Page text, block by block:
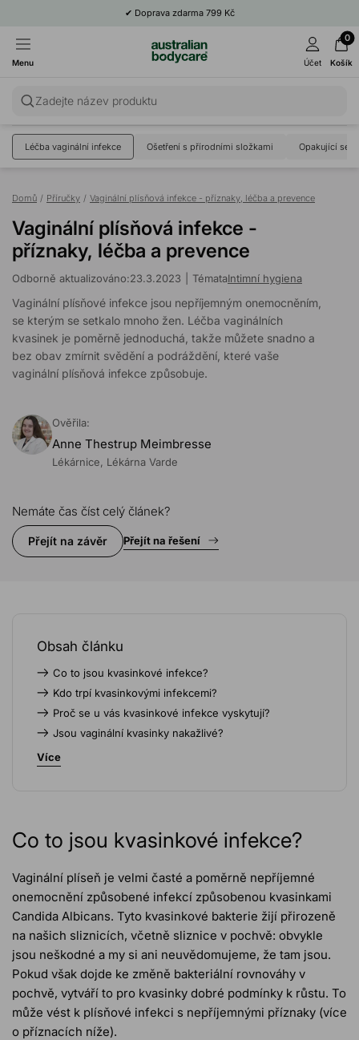
✔ Doprava zdarma 799 Kč
Menu Účet
0
Košík
Zadejte název produktu
Léčba vaginální infekce Ošetření s přírodními složkami Opakující se
Domů / Příručky / Vaginální plísňová infekce - příznaky, léčba a prevence
Vaginální plísňová infekce -
příznaky, léčba a prevence
Odborně aktualizováno:23.3.2023 TémataIntimní hygiena
Vaginální plísňové infekce jsou nepříjemným onemocněním,
se kterým se setkalo mnoho žen. Léčba vaginálních
kvasinek je poměrně jednoduchá, takže můžete snadno a
bez obav zmírnit svědění a podráždění, které vaše
vaginální plísňová infekce způsobuje.
Ověřila:
Anne Thestrup Meimbresse
Lékárnice, Lékárna Varde
Nemáte čas číst celý článek?
Přejít na závěr Přejít na řešení
Obsah článku
Co to jsou kvasinkové infekce?
Kdo trpí kvasinkovými infekcemi?
Proč se u vás kvasinkové infekce vyskytují?
Jsou vaginální kvasinky nakažlivé?
Příznaky: Jak se projevuje vaginální kvasinkové
pohlavním styku?
Léčba vaginální infekce
Ošetření s přírodními složkami
Opakující se vaginální plísňové infekce
Prevence
Časté dotazy o vaginálních houbových
infekcích
Více
Co to jsou kvasinkové infekce?
Vaginální plíseň je velmi časté a poměrně nepříjemné
onemocnění způsobené infekcí způsobenou kvasinkami
Candida Albicans. Tyto kvasinkové bakterie žijí přirozeně
na našich sliznicích, včetně sliznice v pochvě: obvykle
jsou neškodné a my si ani neuvědomujeme, že tam jsou.
Pokud však dojde ke změně bakteriální rovnováhy v
pochvě, vytváří to pro kvasinky dobré podmínky k růstu. To
může vést k plísňové infekci s nepříjemnými příznaky (více
o příznacích níže).